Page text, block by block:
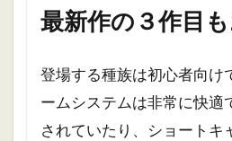
最新作の３作目
登場する種族は初心者向け
ームシステムは非常に快適
されていたり、ショートキ